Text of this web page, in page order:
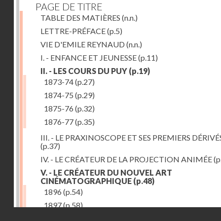
PAGE DE TITRE
TABLE DES MATIÈRES (n.n.)
LETTRE-PRÉFACE(p.5)
VIE D'EMILE REYNAUD (n.n.)
I. - ENFANCE ET JEUNESSE(p.11)
II. - LES COURS DU PUY (p.19)
1873-74(p.27)
1874-75 (p.29)
1875-76 (p.32)
1876-77(p.35)
III. - LE PRAXINOSCOPE ET SES PREMIERS
(p.37)
IV. - LE CRÉATEUR DE LA PROJECTION ANIMÉE
V. - LE CRÉATEUR DU NOUVEL ART
CINÉMATOGRAPHIQUE (p.48)
1896 (p.54)
1897(p.58)